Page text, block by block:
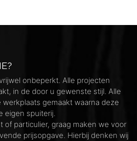
onbeperkt. Alle projecten
in de door u gewenste stijl. Alle
gemaakt waarna deze
eigen spuiterij.
of particulier, graag maken we voor
prijsopgave. Hierbij denken wij